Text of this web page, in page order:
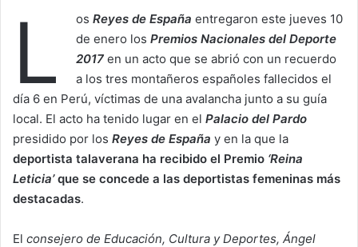
L os Reyes de España entregaron este jueves 10
de enero los Premios Nacionales del Deporte
2017 en un acto que se abrió con un recuerdo
a los tres montañeros españoles fallecidos el
día 6 en Perú, víctimas de una avalancha junto a su guía
local. El acto ha tenido lugar en el Palacio del Pardo
presidido por los Reyes de España y en la que la
deportista talaverana ha recibido el Premio ‘Reina
Leticia’que se concede a las deportistas femeninas más
destacadas.
El consejero de Educación, Cultura y Deportes, Ángel